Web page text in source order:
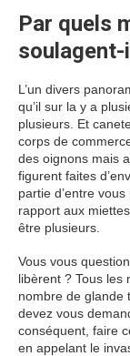
Par quels
L’un divers
qu’il sur la y a
plusieurs. Et
corps de
des oignons mais
figurent faites
partie d’entre
rapport aux
être plusieurs.
Vous vous
libèrent ? Tous les
nombre de glande
devez vous
conséquent, faire
en appelant le